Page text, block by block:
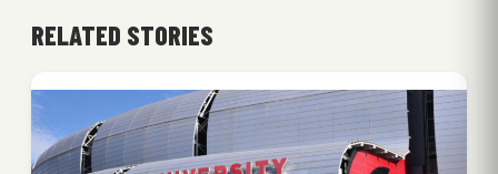
RELATED STORIES